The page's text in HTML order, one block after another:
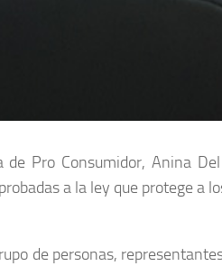
de Pro Consumidor, Anina
a la ley que protege
de personas,